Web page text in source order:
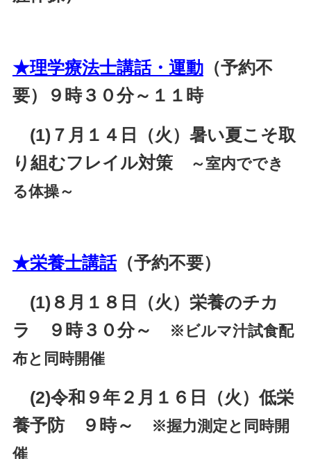
★理学療法士講話・運動（予約不
要）９時３０分～１１ 時
(1)７月１４日（火）暑い夏こそ取
り組むフレイル対策
～室内ででき
る体操～
★栄養士講話（予約不要）
(1)８月１８日（火）栄養のチカ
ラ ９時３０分～
※ビルマ汁試食配
布と同時開催
(2)令和９年２月１６日（火）低栄
養予防 ９時～
※握力測定と同時開
催